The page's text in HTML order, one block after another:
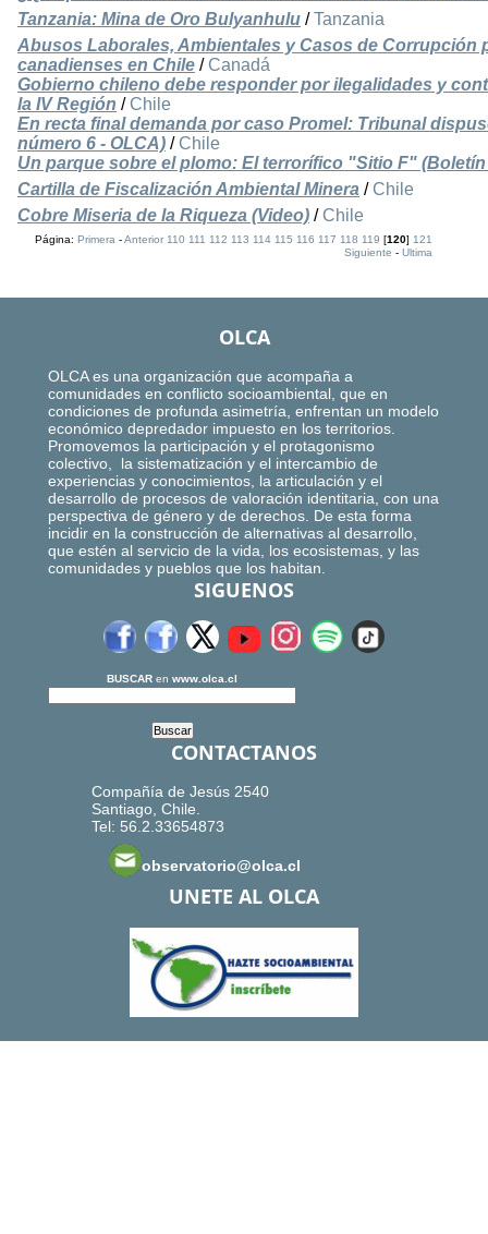
Tanzania: Mina de Oro Bulyanhulu /Tanzania
Abusos Laborales, Ambientales y Casos de Corrupción
canadienses en Chile / Canadá
Gobierno chileno debe responder por ilegalidades y
la IV Región / Chile
En recta final demanda por caso Promel: Tribunal
número 6 - OLCA) / Chile
Un parque sobre el plomo: El terrorífico "Sitio F"
Cartilla de Fiscalización Ambiental Minera / Chile
Cobre Miseria de la Riqueza (Video) / Chile
Página:Primera -Anterior 110 111 112 113 114 115 116 117 118 119 [120]121
Siguiente -Ultima
OLCA
OLCA es una organización que acompaña a
comunidades en conflicto socioambiental, que en
condiciones de profunda asimetría, enfrentan un modelo
económico depredador impuesto en los territorios.
Promovemos la participación y el protagonismo
colectivo, la sistematización y el intercambio de
experiencias y conocimientos, la articulación y el
desarrollo de procesos de valoración identitaria, con una
perspectiva de género y de derechos. De esta forma
incidir en la construcción de alternativas al desarrollo,
que estén al servicio de la vida, los ecosistemas, y las
comunidades y pueblos que los habitan.
SIGUENOS
BUSCAR en www.olca.cl
CONTACTANOS
Compañía de Jesús 2540
Santiago, Chile.
Tel: 56.2.33654873
observatorio@olca.cl
UNETE AL OLCA